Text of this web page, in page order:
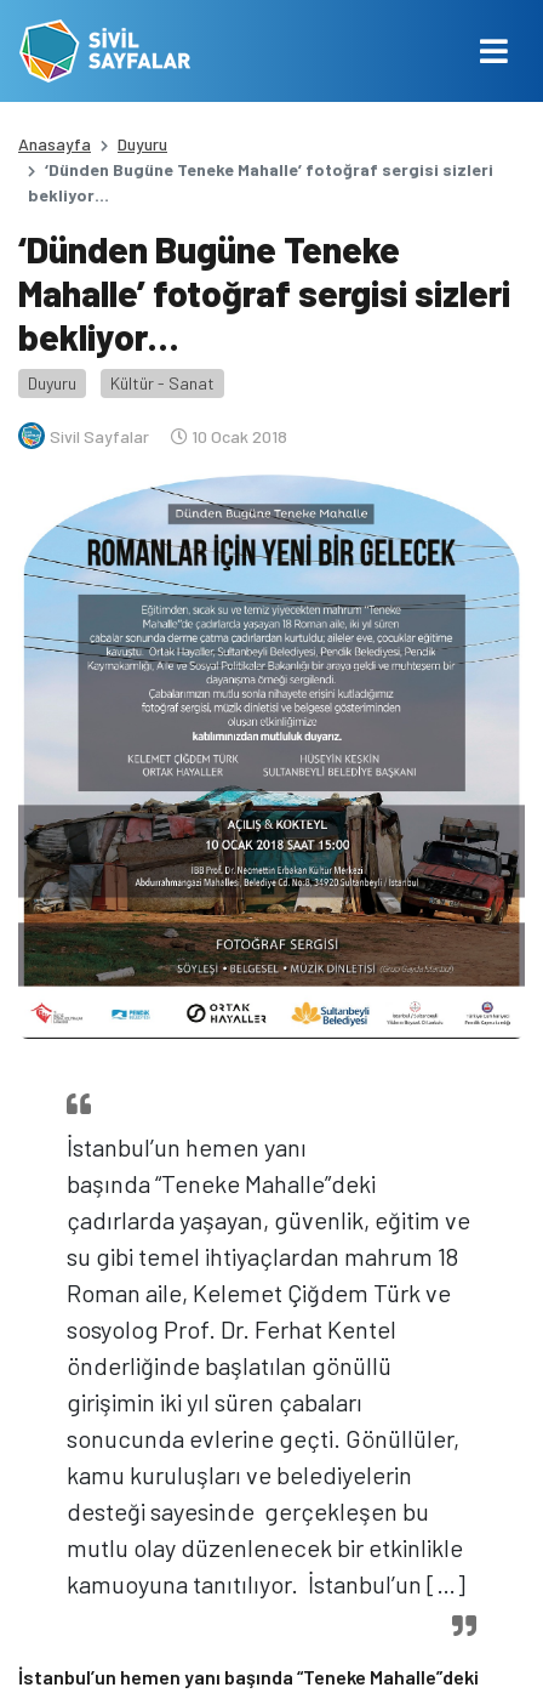
Anasayfa
Duyuru
‘Dünden Bugüne Teneke Mahalle’ fotoğraf sergisi sizleri
bekliyor…
‘Dünden Bugüne Teneke
Mahalle’ fotoğraf sergisi sizleri
bekliyor…
Duyuru Kültür - Sanat
Sivil Sayfalar 10 Ocak 2018
İstanbul’un hemen yanı
başında “Teneke Mahalle”deki
çadırlarda yaşayan, güvenlik, eğitim ve
su gibi temel ihtiyaçlardan mahrum 18
Roman aile, Kelemet Çiğdem Türk ve
sosyolog Prof. Dr. Ferhat Kentel
önderliğinde başlatılan gönüllü
girişimin iki yıl süren çabaları
sonucunda evlerine geçti. Gönüllüler,
kamu kuruluşları ve belediyelerin
desteği sayesinde gerçekleşen bu
mutlu olay düzenlenecek bir etkinlikle
kamuoyuna tanıtılıyor. İstanbul’un […]
İstanbul’un hemen yanı başında “Teneke Mahalle”deki